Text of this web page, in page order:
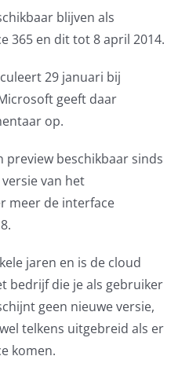
blijven als
365 en dit tot 8 april 2014.
29 januari bij
geeft daar
op.
preview beschikbaar sinds
van het
meer de interface
jaren en is de cloud
bedrijf die je als gebruiker
geen nieuwe versie,
telkens uitgebreid als er
komen.